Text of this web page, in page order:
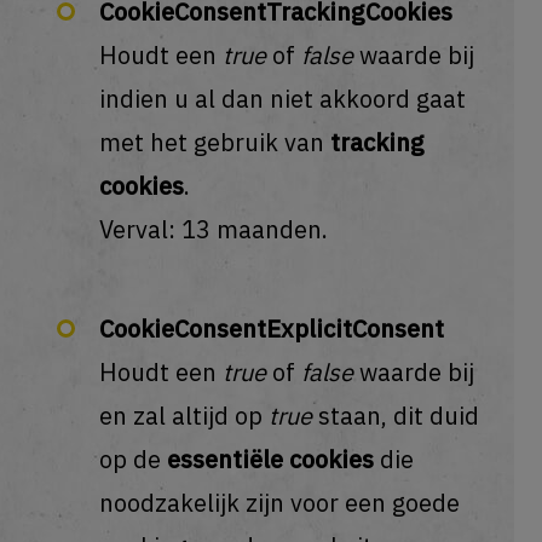
CookieConsentTrackingCookies
Houdt een trueof falsewaarde bij
indien u al dan niet akkoord gaat
met het gebruik van tracking
cookies.
Verval: 13 maanden.
CookieConsentExplicitConsent
Houdt een trueof falsewaarde bij
en zal altijd op truestaan, dit duid
op de essentiële cookies die
noodzakelijk zijn voor een goede